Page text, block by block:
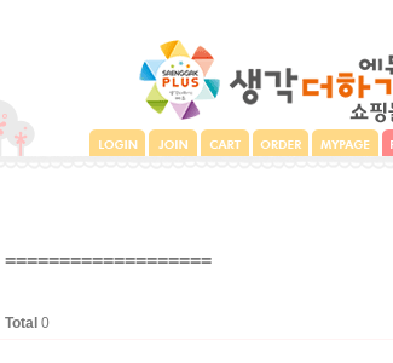
===================
Total 0